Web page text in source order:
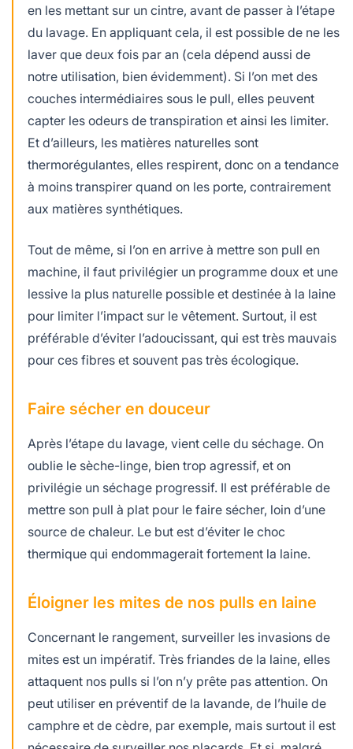
en les mettant sur un cintre, avant de passer à l’étape
du lavage. En appliquant cela, il est possible de ne les
laver que deux fois par an (cela dépend aussi de
notre utilisation, bien évidemment). Si l’on met des
couches intermédiaires sous le pull, elles peuvent
capter les odeurs de transpiration et ainsi les limiter.
Et d’ailleurs, les matières naturelles sont
thermorégulantes, elles respirent, donc on a tendance
à moins transpirer quand on les porte, contrairement
aux matières synthétiques.
Tout de même, si l’on en arrive à mettre son pull en
machine, il faut privilégier un programme doux et une
lessive la plus naturelle possible et destinée à la laine
pour limiter l’impact sur le vêtement. Surtout, il est
préférable d’éviter l’adoucissant, qui est très mauvais
pour ces fibres et souvent pas très écologique.
Faire sécher en douceur
Après l’étape du lavage, vient celle du séchage. On
oublie le sèche-linge, bien trop agressif, et on
privilégie un séchage progressif. Il est préférable de
mettre son pull à plat pour le faire sécher, loin d’une
source de chaleur. Le but est d’éviter le choc
thermique qui endommagerait fortement la laine.
Éloigner les mites de nos pulls en laine
Concernant le rangement, surveiller les invasions de
mites est un impératif. Très friandes de la laine, elles
attaquent nos pulls si l’on n’y prête pas attention. On
peut utiliser en préventif de la lavande, de l’huile de
camphre et de cèdre, par exemple, mais surtout il est